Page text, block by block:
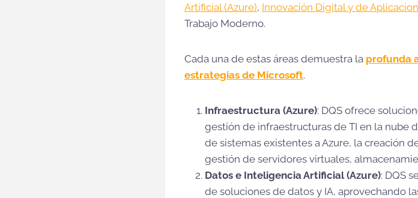
Artificial (Azure), Innovación Digital y de
Trabajo Moderno.
Cada una de estas áreas demuestra la profunda
estrategias de Microsoft.
Infraestructura (Azure): DQS ofrece
gestión de infraestructuras de TI en la nube
de sistemas existentes a Azure, la creación
gestión de servidores virtuales,
Datos e Inteligencia Artificial (Azure): DQS
de soluciones de datos y IA, aprovechando